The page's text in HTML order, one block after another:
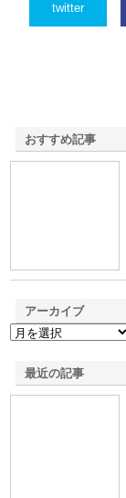
twitter
おすすめ記事
アーカイブ
最近の記事